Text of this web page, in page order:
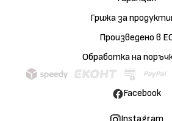
Грижа за
Произведено в
Обработка на
Facebook